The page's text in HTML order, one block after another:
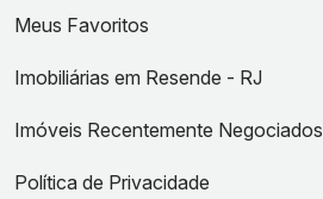
Meus Favoritos
Imobiliárias em Resende - RJ
Imóveis Recentemente Negociados
Política de Privacidade